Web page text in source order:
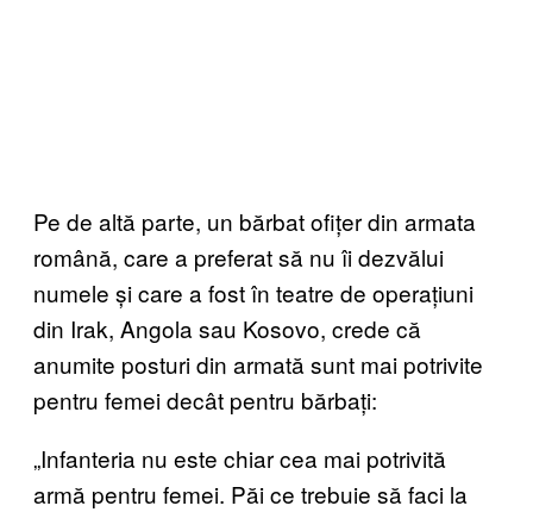
Pe de altă parte, un bărbat ofițer din armata
română, care a preferat să nu îi dezvălui
numele și care a fost în teatre de operațiuni
din Irak, Angola sau Kosovo, crede că
anumite posturi din armată sunt mai potrivite
pentru femei decât pentru bărbați:
„Infanteria nu este chiar cea mai potrivită
armă pentru femei. Păi ce trebuie să faci la